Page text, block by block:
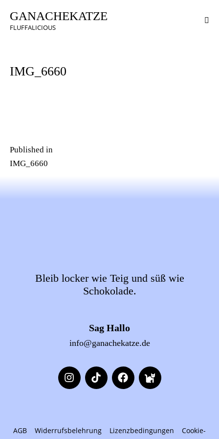
GANACHEKATZE
FLUFFALICIOUS
IMG_6660
Published in
IMG_6660
Bleib locker wie Teig und süß wie
Schokolade.
Sag Hallo
info@ganachekatze.de
AGB Widerrufsbelehrung Lizenzbedingungen Cookie-